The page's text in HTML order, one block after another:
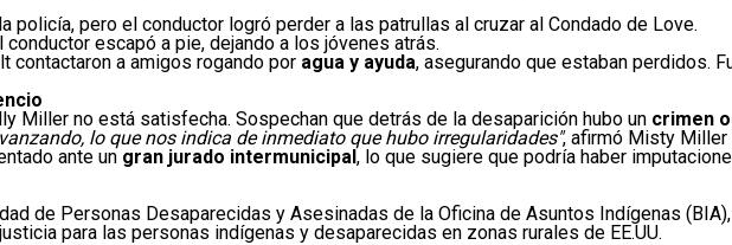
policía, pero el conductor logró perder a las patrullas al cruzar al Condado de Love.
escapó a pie, dejando a los jóvenes atrás.
contactaron a amigos rogando por agua y ayuda, asegurando que estaban perdidos.
Miller no está satisfecha. Sospechan que detrás de la desaparición hubo un crimen
lo que nos indica de inmediato que hubo irregularidades", afirmó Misty Miller
ante un gran jurado intermunicipal, lo que sugiere que podría haber
de Personas Desaparecidas y Asesinadas de la Oficina de Asuntos Indígenas
para las personas indígenas y desaparecidas en zonas rurales de EE.UU.